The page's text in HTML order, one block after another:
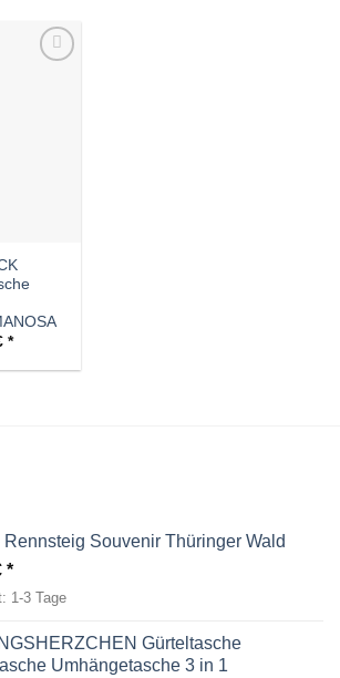
Aktueller
ist:
Rennsteig Souvenir Thüringer Wald
1-3 Tage
Gürteltasche
Umhängetasche 3 in 1